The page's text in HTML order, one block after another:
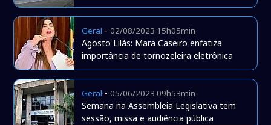
Geral -02/08/2023 15h05min
Agosto Lilás: Mara Caseiro enfatiza
importância de tornozeleira eletrônica
Geral -05/06/2023 09h53min
Semana na Assembleia Legislativa tem
sessão, missa e audiência pública